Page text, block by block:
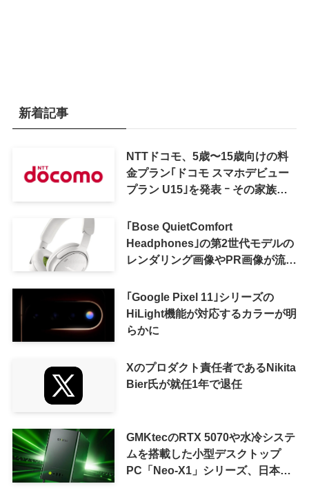
新着記事
NTTドコモ、5歳〜15歳向けの料
金プラン｢ドコモ スマホデビュー
プラン U15｣を発表 ｰ その家族が
｢Bose QuietComfort
Headphones｣の第2世代モデルの
レンダリング画像やPR画像が流出
｢Google Pixel 11｣シリーズの
HiLight機能が対応するカラーが明
らかに
Xのプロダクト責任者であるNikita
Bier氏が就任1年で退任
GMKtecのRTX 5070や水冷システ
ムを搭載した小型デスクトップ
PC「Neo-X1」シリーズ、日本で